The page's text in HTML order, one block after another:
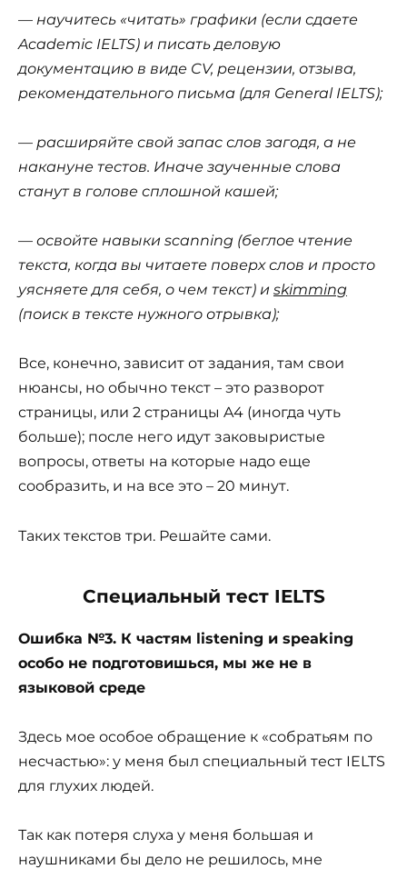
— научитесь «читать» графики (если сдаете
Academic IELTS) и писать деловую
документацию в виде CV, рецензии, отзыва,
рекомендательного письма (для General IELTS);
— расширяйте свой запас слов загодя, а не
накануне тестов. Иначе заученные слова
станут в голове сплошной кашей;
— освойте навыки scanning (беглое чтение
текста, когда вы читаете поверх слов и просто
уясняете для себя, о чем текст) и skimming
(поиск в тексте нужного отрывка);
Все, конечно, зависит от задания, там свои
нюансы, но обычно текст – это разворот
страницы, или 2 страницы A4 (иногда чуть
больше); после него идут заковыристые
вопросы, ответы на которые надо еще
сообразить, и на все это – 20 минут.
Таких текстов три. Решайте сами.
Специальный тест IELTS
Ошибка №3. К частям listening и speaking
особо не подготовишься, мы же не в
языковой среде
Здесь мое особое обращение к «собратьям по
несчастью»: у меня был специальный тест IELTS
для глухих людей.
Так как потеря слуха у меня большая и
наушниками бы дело не решилось, мне